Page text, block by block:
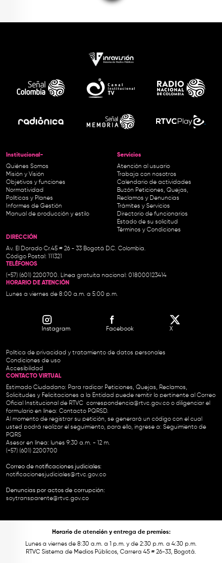
Institucional-
Quiénes Somos
Misión y Visión
Objetivos y funciones
Normatividad
Políticas y Planes
Informes de Gestión
Manual de producción y estilo
Servicios
Atención al usuario
Trabaja con nosotros
Calendario de actividades
Buzón Peticiones, Quejas,
Reclamos y Denuncias
Trámites y Servicios
Directorio de funcionarios
Estado de su solicitud
Términos y Condiciones
DIRECCIÓN
Av. El Dorado Cr.45 # 26 - 33 Bogotá D.C. Colombia.
Código Postal: 111321
TELÉFONOS
(+57) (601) 2200700. Línea gratuita nacional: 018000123414
HORARIO DE ATENCIÓN
Lunes a viernes de 8:00 a.m. a 5:00 p.m.
Instagram Facebook X
Política de privacidad y tratamiento de datos personales
Condiciones de uso
Accesibilidad
CONTACTO VIRTUAL
Estimado Ciudadano: Para radicar Peticiones, Quejas, Reclamos,
Solicitudes y Felicitaciones a la Entidad puede remitir lo pertinente al Correo
Oficial Institucional de RTVC correspondencia@rtvc.gov.co o diligenciar el
formulario en línea: Contacto PQRSD.
Al momento de registrar su petición, se generará un código con el cual
usted podrá realizar el seguimiento, para ello, ingrese a: Seguimiento de
PQRS
Asesor en línea: lunes 9:30 a.m. - 12 m.
(+57) (601) 2200700
Correo de notificaciones judiciales:
notificacionesjudiciales@rtvc.gov.co
Denuncias por actos de corrupción:
soytransparente@rtvc.gov.co
Horario de atención y entrega de premios:
Lunes a viernes de 8:30 a.m. a 1 p.m. y de 2:30 p.m. a 4:30 p.m.
RTVC Sistema de Medios Públicos, Carrera 45 # 26-33, Bogotá.